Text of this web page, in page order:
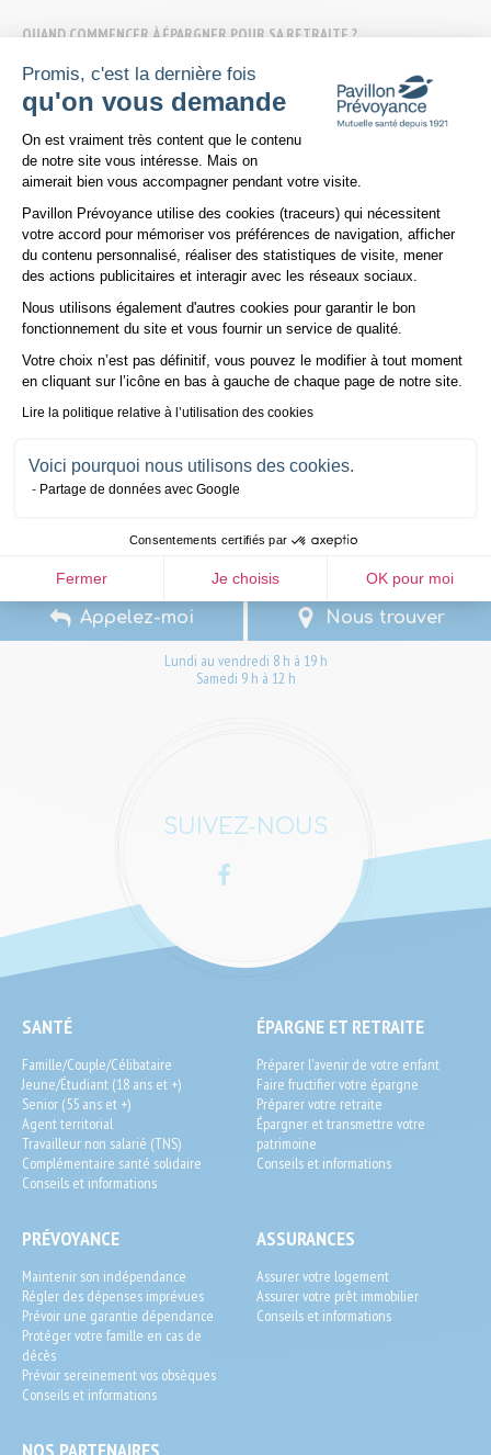
Promis, c'est la dernière fois
qu'on vous demande
Plateforme de Gestion du
On est vraiment très content que le contenu
de notre site vous intéresse. Mais on
aimerait bien vous accompagner pendant votre visite.
Pavillon Prévoyance utilise des cookies (traceurs) qui nécessitent
votre accord pour mémoriser vos préférences de navigation, afficher
du contenu personnalisé, réaliser des statistiques de visite, mener
des actions publicitaires et interagir avec les réseaux sociaux.
Nous utilisons également d'autres cookies pour garantir le bon
fonctionnement du site et vous fournir un service de qualité.
Votre choix n’est pas définitif, vous pouvez le modifier à tout moment
en cliquant sur l’icône en bas à gauche de chaque page de notre site.
Lire la politique relative à l’utilisation des cookies
Voici pourquoi nous utilisons des cookies.
Partage de données avec Google
Consentements certifiés par
Fermer Je choisis OK pour moi
Axeptio consent
QUAND COMMENCER À ÉPARGNER POUR SA RETRAITE ?
nombreuses personnes à économiser durant une grande partie de leur vie
active afin de se constituer un revenu complémentaire pour leur retraite.
Dans les faits, plus l’épargne débute tôt, moins l’effort financier à fournir est
important à l’approche de la retraite.
Il revient à chacun d’épargner pour sa retraite comme il l’entend, en prenant
en compte sa situation tout comme ses différentes charges actuelles et
futures.
POSSÉDEZ-VOUS VOTRE RÉSIDENCE PRINCIPALE ?
Acquérir sa résidence principale et s’acquitter de la totalité de l’éventuel
crédit souscrit avant sa retraite est une stratégie intéressante pour préparer sa
retraite financièrement.
En effet, posséder sa résidence principale à l’approche de la retraite signifie
éliminer un poste de dépense relativement coûteux de son futur budget.
L’argent non consacré au logement pourra être employé à d’autres fins.
NOUS CONTACTER
Lundi au vendredi 8 h à 19 h
Samedi 9 h à 12 h
Appelez-moi Nous trouver
SUIVEZ-NOUS
Facebook
SEO
End-
User
SANTÉ
Famille/Couple/Célibataire
Jeune/Étudiant (18 ans et +)
Senior (55 ans et +)
Agent territorial
Travailleur non salarié (TNS)
Complémentaire santé solidaire
Conseils et informations
ÉPARGNE ET RETRAITE
Préparer l'avenir de votre enfant
Faire fructifier votre épargne
Préparer votre retraite
Épargner et transmettre votre
patrimoine
Conseils et informations
PRÉVOYANCE
Maintenir son indépendance
Régler des dépenses imprévues
Prévoir une garantie dépendance
Protéger votre famille en cas de
décès
Prévoir sereinement vos obsèques
Conseils et informations
ASSURANCES
Assurer votre logement
Assurer votre prêt immobilier
Conseils et informations